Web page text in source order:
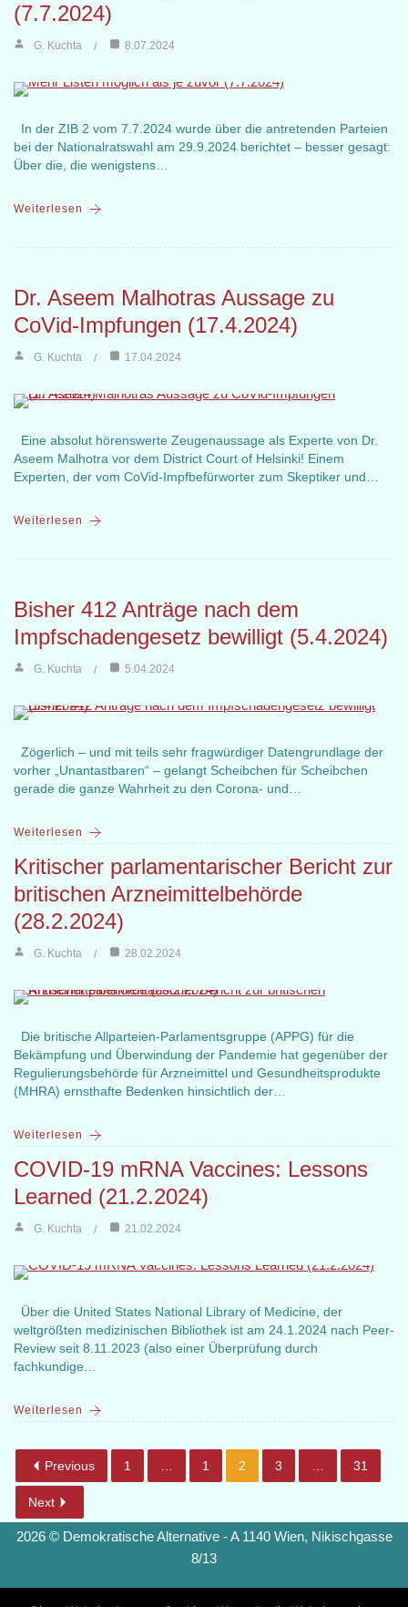
(7.7.2024)
G. Kuchta 8.07.2024
In der ZIB 2 vom 7.7.2024 wurde über die antretenden Parteien
bei der Nationalratswahl am 29.9.2024 berichtet – besser gesagt:
Über die, die wenigstens…
Weiterlesen
Dr. Aseem Malhotras Aussage zu
CoVid-Impfungen (17.4.2024)
G. Kuchta 17.04.2024
Eine absolut hörenswerte Zeugenaussage als Experte von Dr.
Aseem Malhotra vor dem District Court of Helsinki! Einem
Experten, der vom CoVid-Impfbefürworter zum Skeptiker und…
Weiterlesen
Bisher 412 Anträge nach dem
Impfschadengesetz bewilligt (5.4.2024)
G. Kuchta 5.04.2024
Zögerlich – und mit teils sehr fragwürdiger Datengrundlage der
vorher „Unantastbaren“ – gelangt Scheibchen für Scheibchen
gerade die ganze Wahrheit zu den Corona- und…
Weiterlesen
Kritischer parlamentarischer Bericht zur
britischen Arzneimittelbehörde
(28.2.2024)
G. Kuchta 28.02.2024
Die britische Allparteien-Parlamentsgruppe (APPG) für die
Bekämpfung und Überwindung der Pandemie hat gegenüber der
Regulierungsbehörde für Arzneimittel und Gesundheitsprodukte
(MHRA) ernsthafte Bedenken hinsichtlich der…
Weiterlesen
COVID-19 mRNA Vaccines: Lessons
Learned (21.2.2024)
G. Kuchta 21.02.2024
Über die United States National Library of Medicine, der
weltgrößten medizinischen Bibliothek ist am 24.1.2024 nach Peer-
Review seit 8.11.2023 (also einer Überprüfung durch
fachkundige…
Weiterlesen
Previous 1 1 2 3 31
Next
2026 © Demokratische Alternative - A 1140 Wien, Nikischgasse
8/13